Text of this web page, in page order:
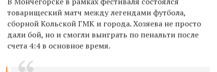
товарищеский матч междулегендами футбола,
сборной Кольской ГМК и города. Хозяева не просто
дали бой, но и смогли выиграть по пенальти после
счета 4:4 в основное время.